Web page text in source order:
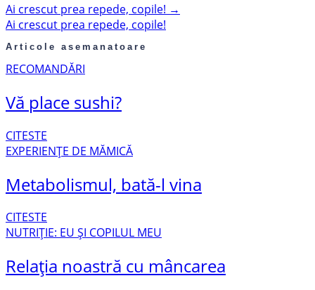
Ai crescut prea repede, copile! →
Ai crescut prea repede, copile!
Articole asemanatoare
RECOMANDĂRI
Vă place sushi?
CITESTE
EXPERIENȚE DE MĂMICĂ
Metabolismul, bată-l vina
CITESTE
NUTRIȚIE: EU ȘI COPILUL MEU
Relația noastră cu mâncarea